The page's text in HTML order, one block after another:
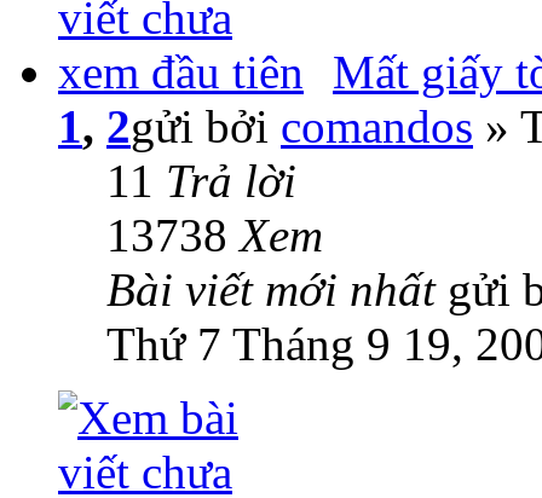
Mất giấy
1, 2gửi bởi comandos »
11 Trả lời
13738Xem
Bài viết mới nhất gửi
Thứ 7 Tháng 9 19,